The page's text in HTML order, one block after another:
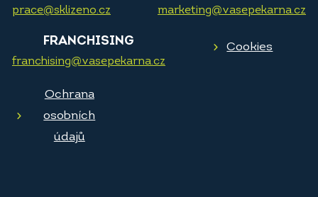
prace@sklizeno.cz marketing@vasepekarna.cz
FRANCHISING
franchising@vasepekarna.cz
Cookies
Ochrana
osobních
údajů